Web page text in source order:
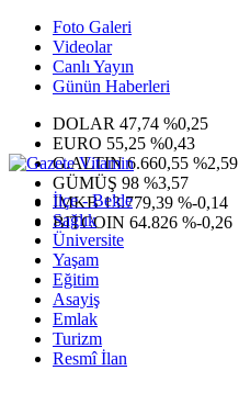
Foto Galeri
Videolar
Canlı Yayın
Günün Haberleri
DOLAR 47,74 %0,25
EURO 55,25 %0,43
G.ALTIN6.660,55 %2,59
GÜMÜŞ 98 %3,57
IMKB13.779,39 %-0,14
BITCOIN 64.826 %-0,26
İlçe - Belde
Sağlık
Üniversite
Yaşam
Eğitim
Asayiş
Emlak
Turizm
Resmî İlan